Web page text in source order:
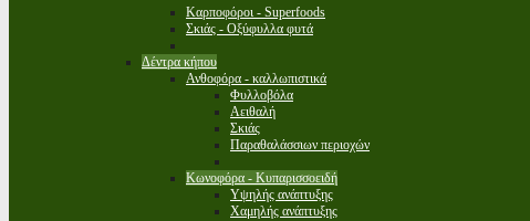
Καρποφόροι - Superfoods
Σκιάς - Οξύφυλλα φυτά
Δέντρα κήπου
Ανθοφόρα - καλλωπιστικά
Φυλλοβόλα
Αειθαλή
Σκιάς
Παραθαλάσσιων περιοχών
Κωνοφόρα - Κυπαρισσοειδή
Υψηλής ανάπτυξης
Χαμηλής ανάπτυξης